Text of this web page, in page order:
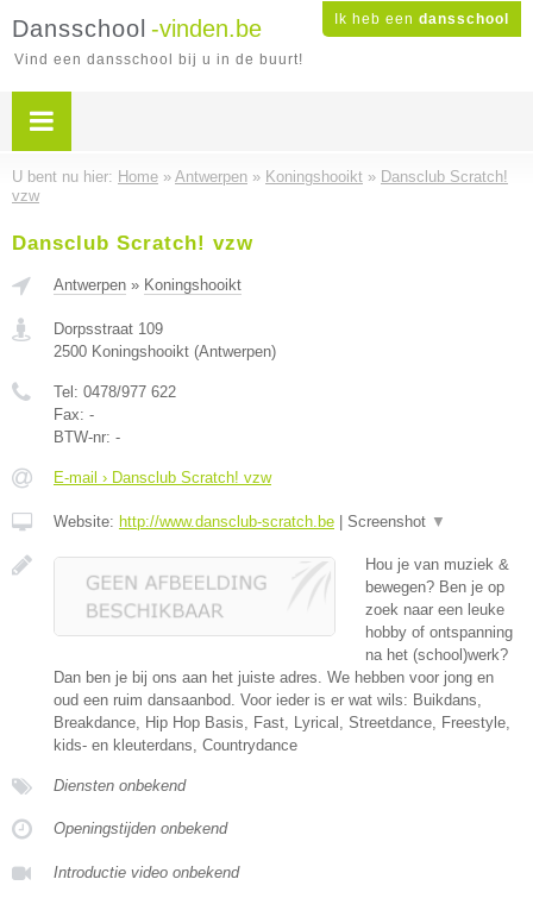
Ik heb een dansschool
Dansschool -vinden.be
Vind een dansschool bij u in de buurt!
U bent nu hier: Home » Antwerpen » Koningshooikt » Dansclub Scratch!
vzw
Dansclub Scratch! vzw
Antwerpen » Koningshooikt
Dorpsstraat 109
2500 Koningshooikt (Antwerpen)
Tel: 0478/977 622
Fax: -
BTW-nr: -
E-mail › Dansclub Scratch! vzw
Website: http://www.dansclub-scratch.be Screenshot ▼
Hou je van muziek &
bewegen? Ben je op
zoek naar een leuke
hobby of ontspanning
na het (school)werk?
Dan ben je bij ons aan het juiste adres. We hebben voor jong en
oud een ruim dansaanbod. Voor ieder is er wat wils: Buikdans,
Breakdance, Hip Hop Basis, Fast, Lyrical, Streetdance, Freestyle,
kids- en kleuterdans, Countrydance
Diensten onbekend
Openingstijden onbekend
Introductie video onbekend